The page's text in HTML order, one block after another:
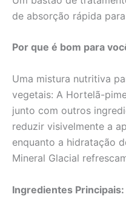
de absorção rápida
Por que é bom para
Uma mistura nutritiva
vegetais: A Hortelã-
junto com outros
reduzir visivelmente a
enquanto a hidratação
Mineral Glacial
Ingredientes Principais: